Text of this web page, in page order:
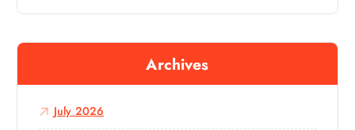
a
c
f
r
Archives
July 2026